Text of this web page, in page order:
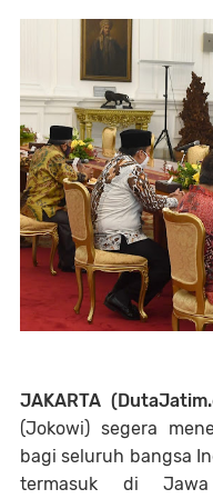
JAKARTA
(Jokowi) segera
bagi seluruh bangsa
termasuk di